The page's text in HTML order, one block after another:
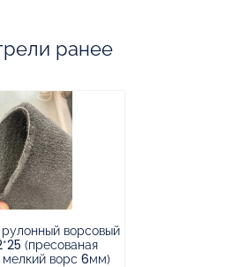
ранее
ворсовый
(пресованая
мелкий ворс 6мм)